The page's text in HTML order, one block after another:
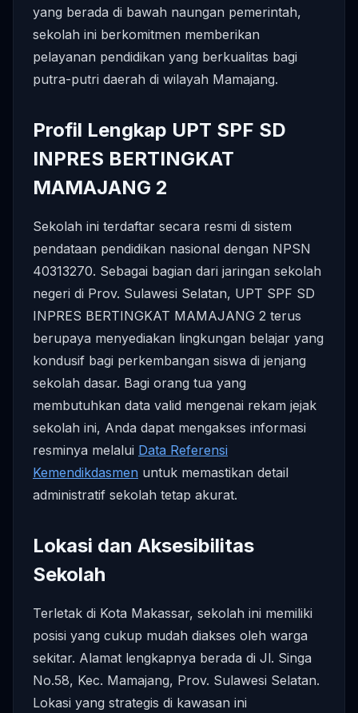
yang berada di bawah naungan pemerintah,
sekolah ini berkomitmen memberikan
pelayanan pendidikan yang berkualitas bagi
putra-putri daerah di wilayah Mamajang.
Profil Lengkap UPT SPF SD
INPRES BERTINGKAT
MAMAJANG 2
Sekolah ini terdaftar secara resmi di sistem
pendataan pendidikan nasional dengan NPSN
40313270. Sebagai bagian dari jaringan sekolah
negeri di Prov. Sulawesi Selatan, UPT SPF SD
INPRES BERTINGKAT MAMAJANG 2 terus
berupaya menyediakan lingkungan belajar yang
kondusif bagi perkembangan siswa di jenjang
sekolah dasar. Bagi orang tua yang
membutuhkan data valid mengenai rekam jejak
sekolah ini, Anda dapat mengakses informasi
resminya melalui Data Referensi
Kemendikdasmen untuk memastikan detail
administratif sekolah tetap akurat.
Lokasi dan Aksesibilitas
Sekolah
Terletak di Kota Makassar, sekolah ini memiliki
posisi yang cukup mudah diakses oleh warga
sekitar. Alamat lengkapnya berada di Jl. Singa
No.58, Kec. Mamajang, Prov. Sulawesi Selatan.
Lokasi yang strategis di kawasan ini